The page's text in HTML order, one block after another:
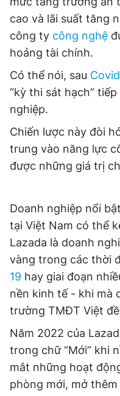
Hotline
0906 645 777
Đặt báo Quảng cáo
Tổng biên tập: Nguyễn
Phó tổng biên tập thường
Phó tổng biên tập: Trần
Tổng thư ký tòa soạn: Đức
Giấy phép xuất bản số
© 2003-2026 Bản quyền
cao và lãi suất tăng
công ty công nghệ
hoảng tài chính.
Có thể nói, sau Covid
“kỳ thi sát hạch”
nghiệp.
Chiến lược này đòi
trung vào năng lực
được những giá trị
Doanh nghiệp nổi
tại Việt Nam có thể
Lazada là doanh
vàng trong các thời
19 hay giai đoạn
nền kinh tế - khi mà
trường TMĐT Việt
Năm 2022 của
trong chữ “Mới” khi
mắt những hoạt
phòng mới, mở